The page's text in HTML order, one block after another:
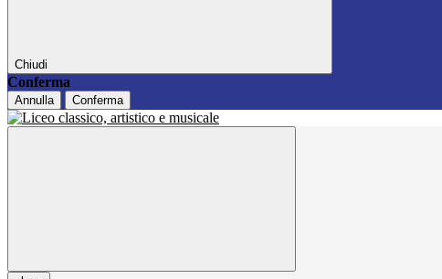
Chiudi
Conferma
Annulla Conferma